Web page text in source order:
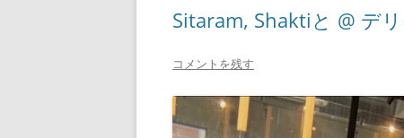
Sitaram, Shaktiと @ デ
コメントを残す